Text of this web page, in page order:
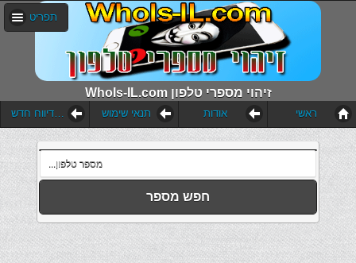
WhoIs-IL.com זיהוי מספרי טלפון
תפריט
הוסף דיווח חדש תנאי שימוש אודות ראשי
חפש מספר